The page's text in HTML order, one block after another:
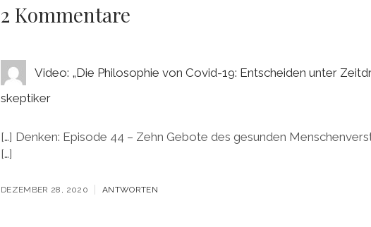
2 Kommentare
Video: „Die Philosophie von Covid-19: Entscheiden unter
skeptiker
[…] Denken: Episode 44 – Zehn Gebote des gesunden
[…]
DEZEMBER 28, 2020 ANTWORTEN